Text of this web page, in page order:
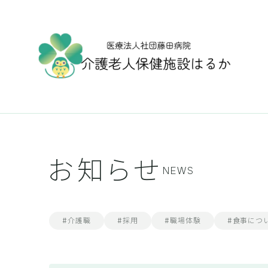
お知らせ NEWS
#介護職 #採用 #職場体験 #食事につ